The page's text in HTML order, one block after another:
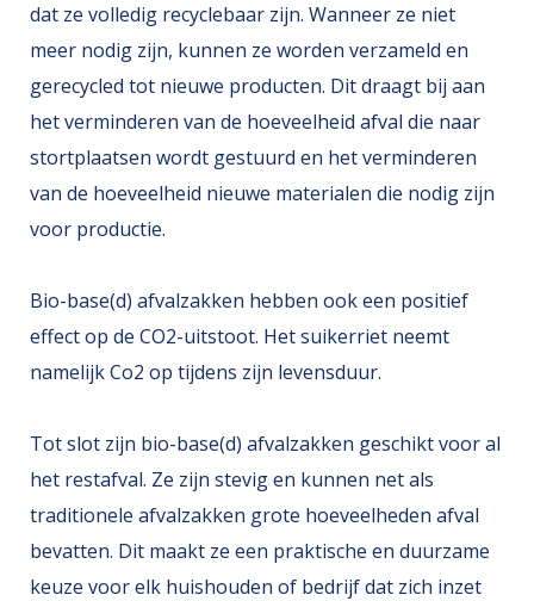
Contact
dat ze volledig recyclebaar zijn. Wanneer ze niet
meer nodig zijn, kunnen ze worden verzameld en
gerecycled tot nieuwe producten. Dit draagt bij aan
het verminderen van de hoeveelheid afval die naar
stortplaatsen wordt gestuurd en het verminderen
van de hoeveelheid nieuwe materialen die nodig zijn
voor productie.
Bio-base(d) afvalzakken hebben ook een positief
effect op de CO2-uitstoot. Het suikerriet neemt
namelijk Co2 op tijdens zijn levensduur.
Tot slot zijn bio-base(d) afvalzakken geschikt voor al
het restafval. Ze zijn stevig en kunnen net als
traditionele afvalzakken grote hoeveelheden afval
bevatten. Dit maakt ze een praktische en duurzame
keuze voor elk huishouden of bedrijf dat zich inzet